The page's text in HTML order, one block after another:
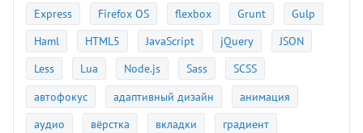
Express
Firefox OS flexbox Grunt
Gulp
Haml
HTML5 JavaScript jQuery
JSON
Less
Lua Node.js Sass
SCSS
автофокус
адаптивный дизайн
анимация
аудио
вёрстка вкладки
градиент